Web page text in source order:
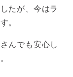
たが、今はラ
。
んでも安心し